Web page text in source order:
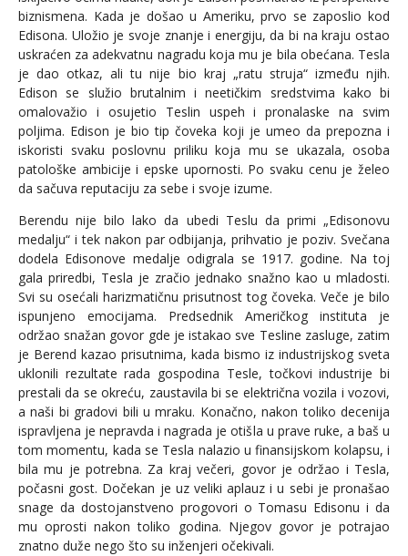
biznismena. Kada je došao u Ameriku, prvo se zaposlio kod
Edisona. Uložio je svoje znanje i energiju, da bi na kraju ostao
uskraćen za adekvatnu nagradu koja mu je bila obećana. Tesla
je dao otkaz, ali tu nije bio kraj „ratu struja“ između njih.
Edison se služio brutalnim i neetičkim sredstvima kako bi
omalovažio i osujetio Teslin uspeh i pronalaske na svim
poljima. Edison je bio tip čoveka koji je umeo da prepozna i
iskoristi svaku poslovnu priliku koja mu se ukazala, osoba
patološke ambicije i epske upornosti. Po svaku cenu je želeo
da sačuva reputaciju za sebe i svoje izume.
Berendu nije bilo lako da ubedi Teslu da primi „Edisonovu
medalju“ i tek nakon par odbijanja, prihvatio je poziv. Svečana
dodela Edisonove medalje odigrala se 1917. godine. Na toj
gala priredbi, Tesla je zračio jednako snažno kao u mladosti.
Svi su osećali harizmatičnu prisutnost tog čoveka. Veče je bilo
ispunjeno emocijama. Predsednik Američkog instituta je
održao snažan govor gde je istakao sve Tesline zasluge, zatim
je Berend kazao prisutnima, kada bismo iz industrijskog sveta
uklonili rezultate rada gospodina Tesle, točkovi industrije bi
prestali da se okreću, zaustavila bi se električna vozila i vozovi,
a naši bi gradovi bili u mraku. Konačno, nakon toliko decenija
ispravljena je nepravda i nagrada je otišla u prave ruke, a baš u
tom momentu, kada se Tesla nalazio u finansijskom kolapsu, i
bila mu je potrebna. Za kraj večeri, govor je održao i Tesla,
počasni gost. Dočekan je uz veliki aplauz i u sebi je pronašao
snage da dostojanstveno progovori o Tomasu Edisonu i da
mu oprosti nakon toliko godina. Njegov govor je potrajao
znatno duže nego što su inženjeri očekivali.